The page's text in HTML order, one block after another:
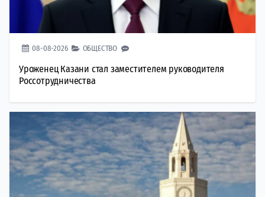
08-08-2026 ОБЩЕСТВО
Уроженец Казани стал заместителем руководителя
Россотрудничества